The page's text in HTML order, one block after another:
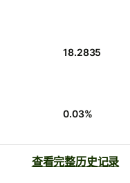
18.2835
0.03%
查看完整历史记录